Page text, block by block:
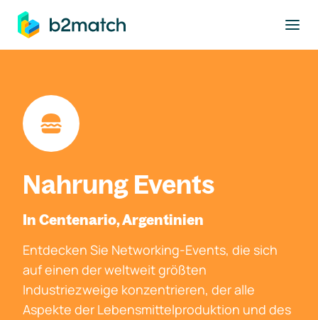
springen
Nahrung Events
In Centenario, Argentinien
Entdecken Sie Networking-Events, die sich
auf einen der weltweit größten
Industriezweige konzentrieren, der alle
Aspekte der Lebensmittelproduktion und des